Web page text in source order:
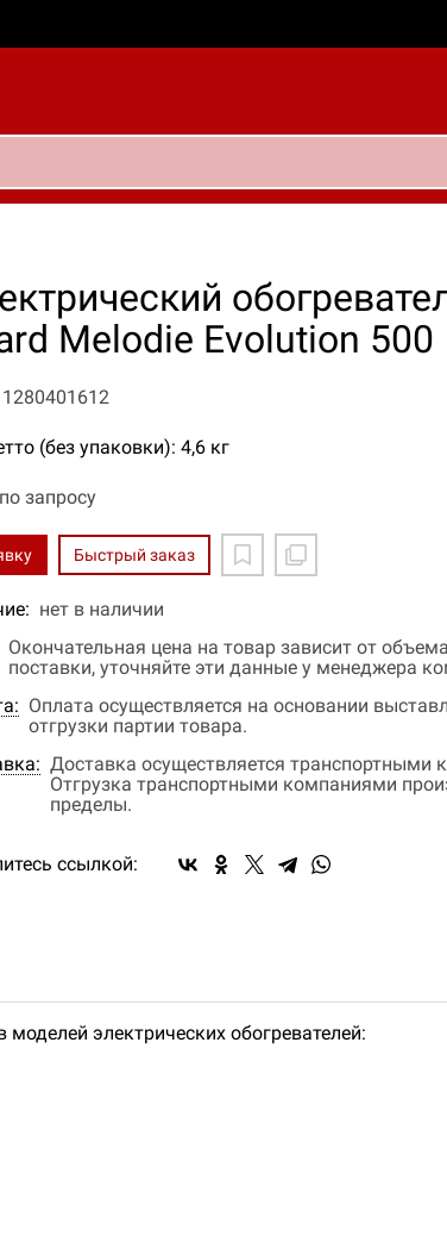
Melodie Evolution 500
(без упаковки): 4,6 кг
запросу
Быстрый заказ
нет в наличии
Окончательная цена на товар зависит от
поставки, уточняйте эти данные у менеджера
Оплата осуществляется на основании
отгрузки партии товара.
Доставка осуществляется
Отгрузка транспортными компаниями
пределы.
ссылкой:
электрических обогревателей: